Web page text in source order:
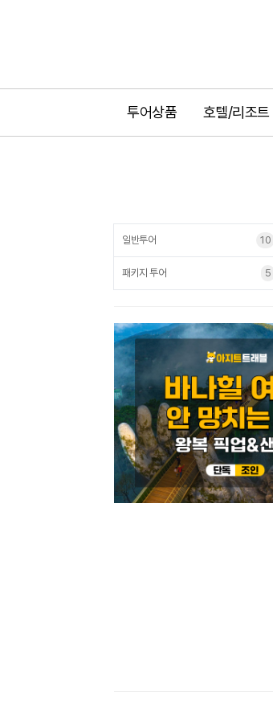
투어상품 호텔/리조트
일반투어 10
패키지 투어 5